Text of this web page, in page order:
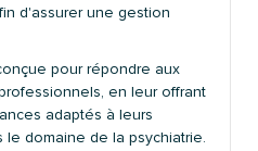
d'assurer une gestion
pour répondre aux
en leur offrant
adaptés à leurs
domaine de la psychiatrie.